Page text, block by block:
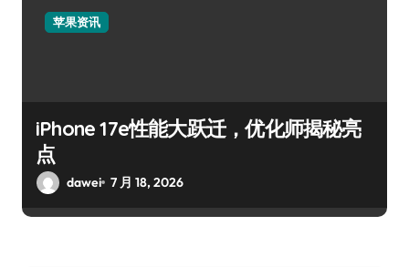
苹果资讯
iPhone 17e性能大跃迁，优化师揭秘亮
点
dawei 7 月 18, 2026